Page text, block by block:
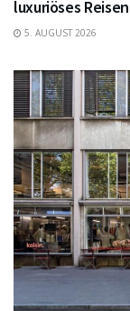
luxuriöses
5. AUGUST 2026